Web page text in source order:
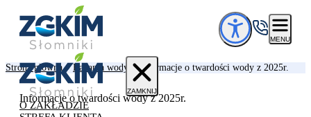
Przejdź do treści
MENU
ZAMKNIJ
O ZAKŁADZIE
Strona główna»Badania wody »Informacje o twardości wody z 2025r.
Informacje o twardości wody z 2025r.